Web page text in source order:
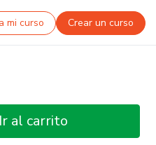
mi curso Crear un curso
Ir al carrito